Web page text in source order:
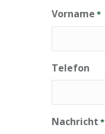
Vorname *
Telefon
Nachricht *